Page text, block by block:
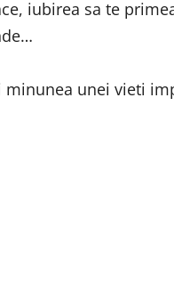
iubirea sa te
unei vieti